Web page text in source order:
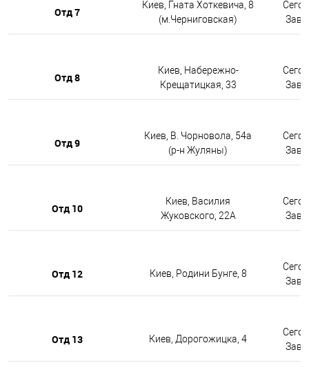
Отд 7
Киев, Гната Хоткевича, 8
(м.Черниговская)
Отд 8
Киев, Набережно-
Крещатицкая, 33
Отд 9
Киев, В. Чорновола, 54а
(р-н Жуляны)
Отд 10
Киев, Василия
Жуковского, 22А
Отд 12 Киев, Родини Бунге, 8
Отд 13 Киев, Дорогожицка, 4